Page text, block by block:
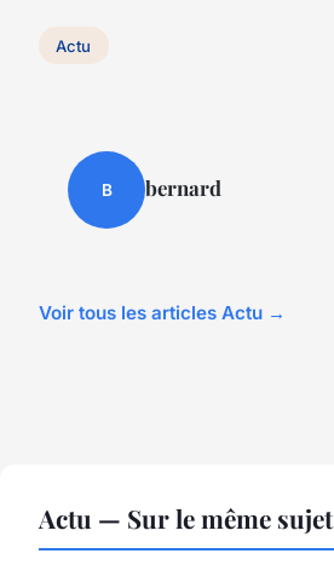
Actu
B bernard
Voir tous les articles Actu →
Actu — Sur le même sujet